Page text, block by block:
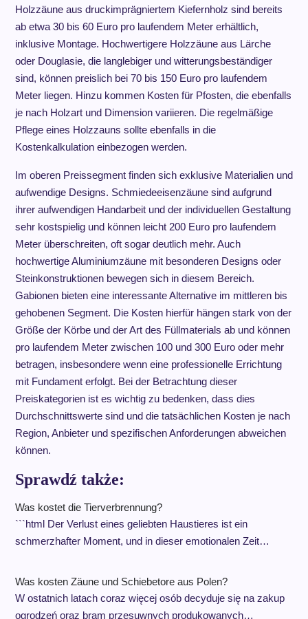
Holzzäune aus druckimprägniertem Kiefernholz sind bereits
ab etwa 30 bis 60 Euro pro laufendem Meter erhältlich,
inklusive Montage. Hochwertigere Holzzäune aus Lärche
oder Douglasie, die langlebiger und witterungsbeständiger
sind, können preislich bei 70 bis 150 Euro pro laufendem
Meter liegen. Hinzu kommen Kosten für Pfosten, die ebenfalls
je nach Holzart und Dimension variieren. Die regelmäßige
Pflege eines Holzzauns sollte ebenfalls in die
Kostenkalkulation einbezogen werden.
Im oberen Preissegment finden sich exklusive Materialien und
aufwendige Designs. Schmiedeeisenzäune sind aufgrund
ihrer aufwendigen Handarbeit und der individuellen Gestaltung
sehr kostspielig und können leicht 200 Euro pro laufendem
Meter überschreiten, oft sogar deutlich mehr. Auch
hochwertige Aluminiumzäune mit besonderen Designs oder
Steinkonstruktionen bewegen sich in diesem Bereich.
Gabionen bieten eine interessante Alternative im mittleren bis
gehobenen Segment. Die Kosten hierfür hängen stark von der
Größe der Körbe und der Art des Füllmaterials ab und können
pro laufendem Meter zwischen 100 und 300 Euro oder mehr
betragen, insbesondere wenn eine professionelle Errichtung
mit Fundament erfolgt. Bei der Betrachtung dieser
Preiskategorien ist es wichtig zu bedenken, dass dies
Durchschnittswerte sind und die tatsächlichen Kosten je nach
Region, Anbieter und spezifischen Anforderungen abweichen
können.
Sprawdź także:
Was kostet die Tierverbrennung?
```html Der Verlust eines geliebten Haustieres ist ein
schmerzhafter Moment, und in dieser emotionalen Zeit…
Was kosten Zäune und Schiebetore aus Polen?
W ostatnich latach coraz więcej osób decyduje się na zakup
ogrodzeń oraz bram przesuwnych produkowanych…